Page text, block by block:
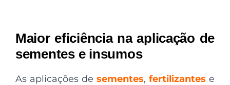
Maior eficiência na aplicação de
sementes e insumos
As aplicações de sementes, fertilizantes e